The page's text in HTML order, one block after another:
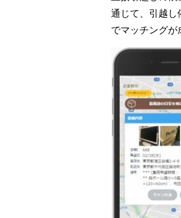
通じて、引越し
でマッチングが